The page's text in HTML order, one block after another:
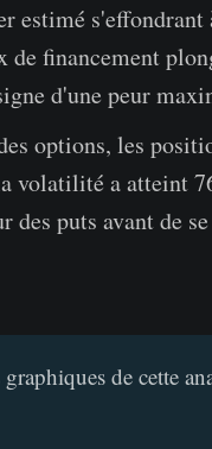
estimé s'effondrant
de financement
d'une peur
options, les
volatilité a atteint
des puts avant de
de cette